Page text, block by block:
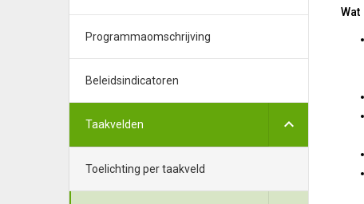
Programmaomschrijving
Beleidsindicatoren
Taakvelden
Toelichting per taakveld
Wat